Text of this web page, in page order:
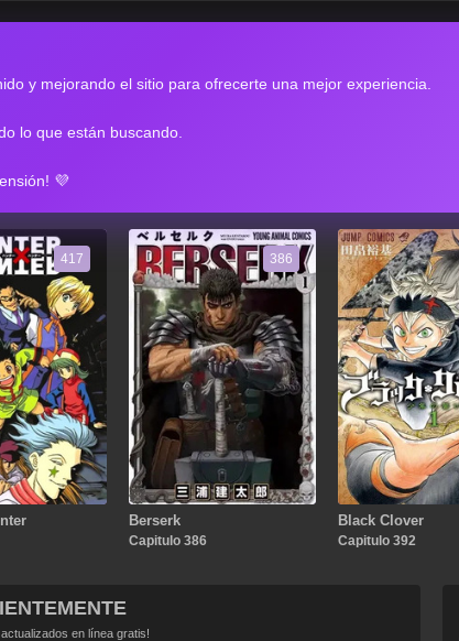
y mejorando el sitio para ofrecerte una mejor experiencia.
lo que están buscando.
💜
417 386
Berserk
Capitulo 386
Black Clover
Capitulo 392
en línea gratis!